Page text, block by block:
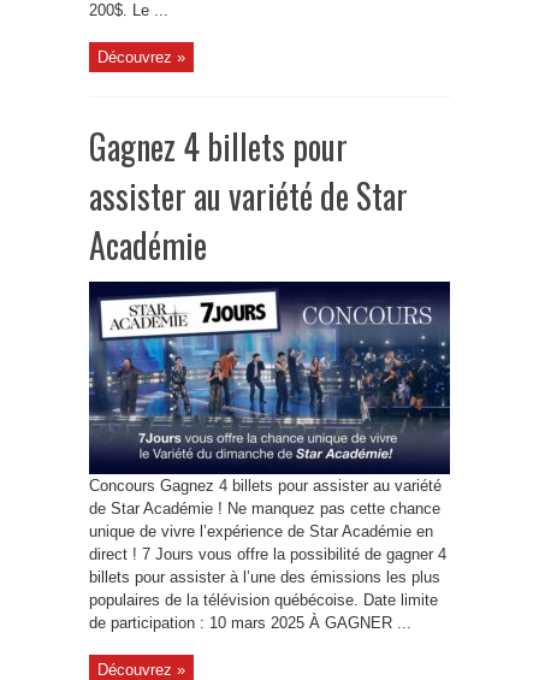
200$. Le ...
Découvrez »
Gagnez 4 billets pour
assister au variété de Star
Académie
Concours Gagnez 4 billets pour assister au variété
de Star Académie ! Ne manquez pas cette chance
unique de vivre l’expérience de Star Académie en
direct ! 7 Jours vous offre la possibilité de gagner 4
billets pour assister à l’une des émissions les plus
populaires de la télévision québécoise. Date limite
de participation : 10 mars 2025 À GAGNER ...
Découvrez »